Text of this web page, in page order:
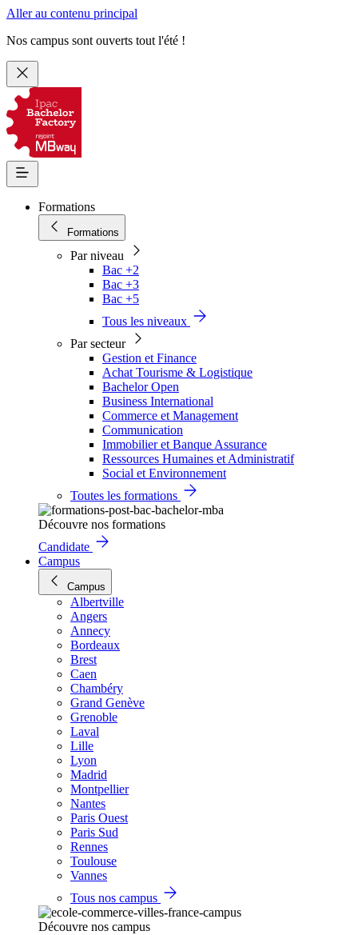
Aller au contenu principal
Nos campus sont ouverts tout l'été !
Formations
Formations
Par niveau
Bac +2
Bac +3
Bac +5
Tous les niveaux
Par secteur
Gestion et Finance
Achat Tourisme & Logistique
Bachelor Open
Business International
Commerce et Management
Communication
Immobilier et Banque Assurance
Ressources Humaines et Administratif
Social et Environnement
Toutes les formations
Découvre nos formations
Candidate
Campus
Campus
Albertville
Angers
Annecy
Bordeaux
Brest
Caen
Chambéry
Grand Genève
Grenoble
Laval
Lille
Lyon
Madrid
Montpellier
Nantes
Paris Ouest
Paris Sud
Rennes
Toulouse
Vannes
Tous nos campus
Découvre nos campus